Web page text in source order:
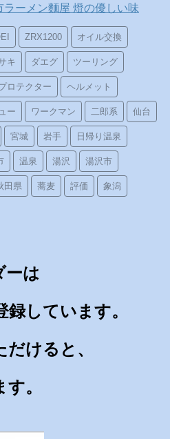
ーメン麵屋 燈の優しい味
ZRX1200 オイル交換
キ ダエグ ツーリング
ロテクター ヘルメット
ー ワークマン 二郎系 仙台
宮城 岩手 日帰り温泉
温泉 湯沢 湯沢市
田県 蕎麦 評価 象潟
ーは
しています。
だけると、
。